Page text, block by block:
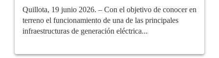
Quillota, 19 junio 2026. – Con el objetivo de conocer en
terreno el funcionamiento de una de las principales
infraestructuras de generación eléctrica...